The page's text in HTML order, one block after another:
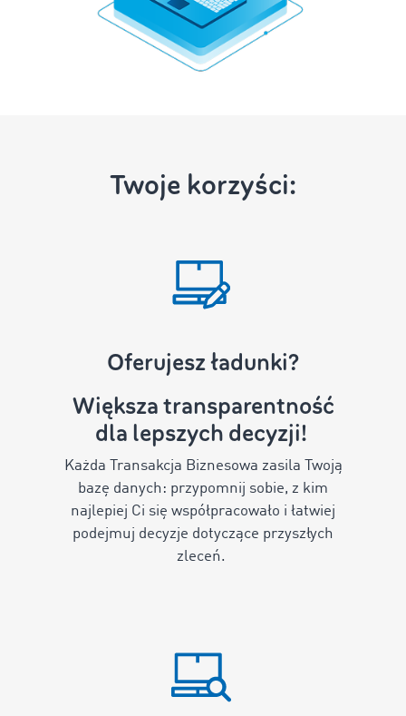
Twoje korzyści:
Oferujesz ładunki?
Większa transparentność
dla lepszych decyzji!
Każda Transakcja Biznesowa zasila Twoją
bazę danych: przypomnij sobie, z kim
najlepiej Ci się współpracowało i łatwiej
podejmuj decyzje dotyczące przyszłych
zleceń.